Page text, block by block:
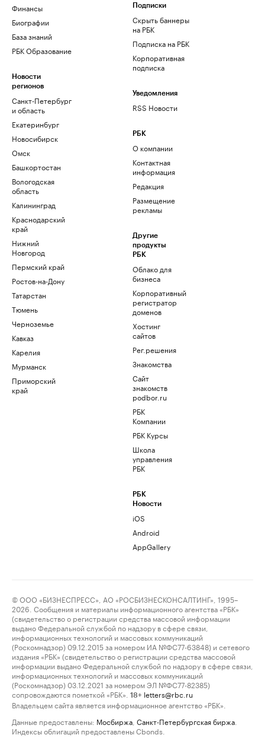
Финансы
Биографии
База знаний
РБК Образование
Новости
регионов
Санкт-Петербург
и область
Екатеринбург
Новосибирск
Омск
Башкортостан
Вологодская
область
Калининград
Краснодарский
край
Нижний
Новгород
Пермский край
Ростов-на-Дону
Татарстан
Тюмень
Черноземье
Кавказ
Карелия
Мурманск
Приморский
край
Подписки
Скрыть баннеры
на РБК
Подписка на РБК
Корпоративная
подписка
Уведомления
RSS Новости
РБК
О компании
Контактная
информация
Редакция
Размещение
рекламы
Другие
продукты
РБК
Облако для
бизнеса
Корпоративный
регистратор
доменов
Хостинг
сайтов
Рег.решения
Знакомства
Сайт
знакомств
podbor.ru
РБК
Компании
РБК Курсы
Школа
управления
РБК
РБК
Новости
iOS
Android
AppGallery
© ООО «БИЗНЕСПРЕСС», АО «РОСБИЗНЕСКОНСАЛТИНГ», 1995–
2026. Сообщения и материалы информационного агентства «РБК»
(свидетельство о регистрации средства массовой информации
выдано Федеральной службой по надзору в сфере связи,
информационных технологий и массовых коммуникаций
(Роскомнадзор) 09.12.2015 за номером ИА №ФС77-63848) и сетевого
издания «РБК» (свидетельство о регистрации средства массовой
информации выдано Федеральной службой по надзору в сфере связи,
информационных технологий и массовых коммуникаций
(Роскомнадзор) 03.12.2021 за номером ЭЛ №ФС77-82385)
сопровождаются пометкой «РБК».
18+ letters@rbc.ru
Владельцем сайта является информационное агентство «РБК».
Данные предоставлены: Мосбиржа Санкт-Петербургская биржа
Индексы облигаций предоставлены Cbonds.